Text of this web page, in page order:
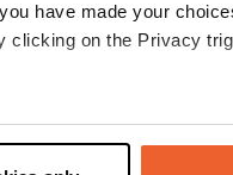
have made your
clicking on the Privacy
be accurate to within
par une forêt.
Sanitaires